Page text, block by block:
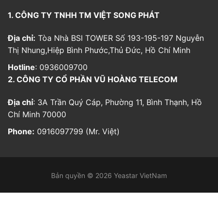
1. CÔNG TY TNHH TM VIỆT SONG PHÁT
Địa chỉ: Tòa Nhà BSI TOWER Số 193-195-197 Nguyễn
Thị Nhung,Hiệp Bình Phước,Thủ Đức, Hồ Chí Minh
Hotline: 0936009700
2. CÔNG TY CỔ PHẦN VŨ HOÀNG TELECOM
Địa chỉ: 3A Trần Quý Cáp, Phường 11, Bình Thạnh, Hồ
Chí Minh 70000
Phone: 0916097799 (Mr. Việt)
Bản quyền © 2026 Yeastar VietNam